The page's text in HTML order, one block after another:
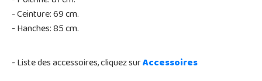
- Ceinture: 69 cm.
- Hanches: 85 cm.
- Liste des accessoires, cliquez surAccessoires